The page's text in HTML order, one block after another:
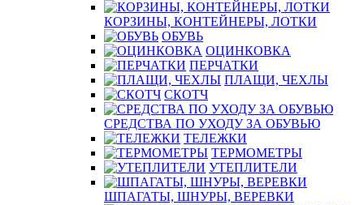
КОРЗИНЫ, КОНТЕЙНЕРЫ, ЛОТКИ
ОБУВЬ
ОЦИНКОВКА
ПЕРЧАТКИ
ПЛАЩИ, ЧЕХЛЫ
СКОТЧ
СРЕДСТВА ПО УХОДУ ЗА ОБУВЬЮ
ТЕЛЕЖКИ
ТЕРМОМЕТРЫ
УТЕПЛИТЕЛИ
ШПАГАТЫ, ШНУРЫ, ВЕРЕВКИ